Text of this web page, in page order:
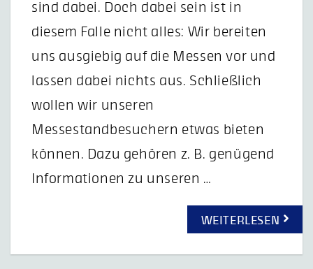
sind dabei. Doch dabei sein ist in
diesem Falle nicht alles: Wir bereiten
uns ausgiebig auf die Messen vor und
lassen dabei nichts aus. Schließlich
wollen wir unseren
Messestandbesuchern etwas bieten
können. Dazu gehören z. B. genügend
Informationen zu unseren …
WEITERLESEN